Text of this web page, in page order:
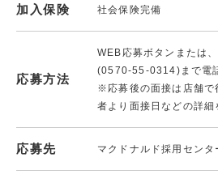
加入保険 社会保険完備
応募方法
WEB応募ボタンまたは
(0570-55-0314)まで電
※応募後の面接は店舗で
者より面接日などの詳細
応募先 マクドナルド採用センタ